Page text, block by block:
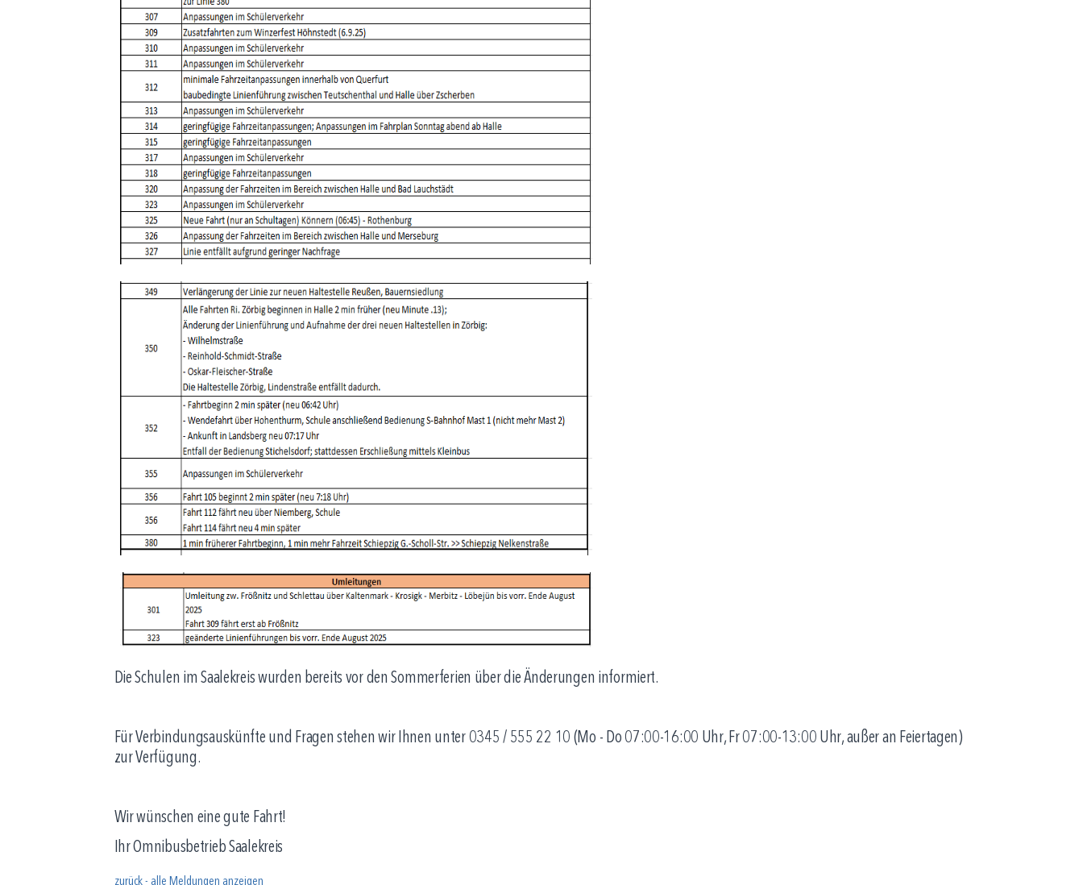
Die Schulen im Saalekreis wurden bereits vor den Sommerferien über die Änderungen informiert.
Für Verbindungsauskünfte und Fragen stehen wir Ihnen unter 0345 / 555 22 10 (Mo - Do 07:00-16:00 Uhr, Fr 07:00-13:00 Uhr, außer an Feiertagen)
zur Verfügung.
Wir wünschen eine gute Fahrt!
Ihr Omnibusbetrieb Saalekreis
zurück - alle Meldungen anzeigen